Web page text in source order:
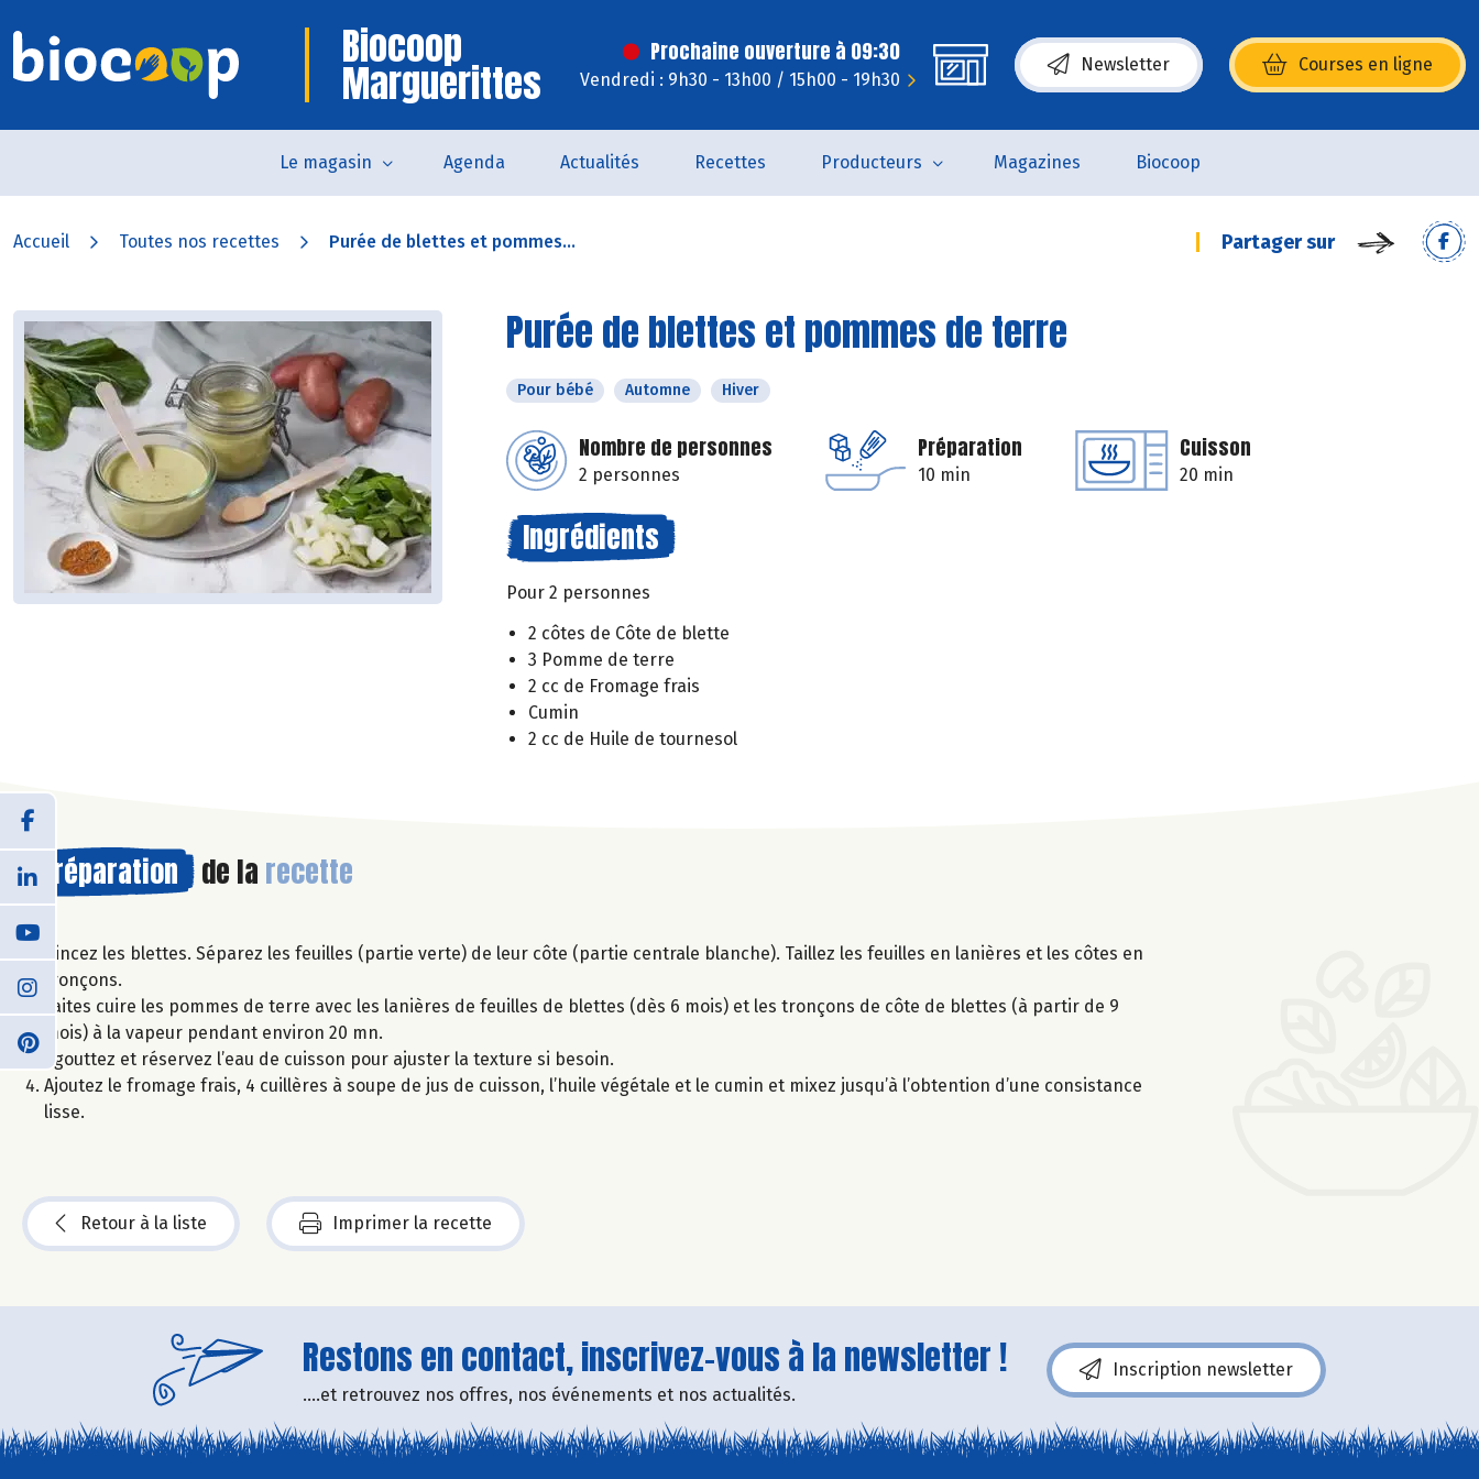
Biocoop
Marguerittes
Prochaine ouverture à 09:30
Vendredi : 9h30 - 13h00 / 15h00 - 19h30
Newsletter Courses en ligne
(s’ouvre dans une nouvelle fenêtre)
Le magasin Agenda Actualités Recettes Producteurs Magazines Biocoop
Accueil Toutes nos recettes Purée de blettes et pommes... Partager sur
Purée de blettes et pommes de terre
Pour bébé Automne Hiver
Nombre de personnes
2 personnes
Préparation
10 min
Cuisson
20 min
Ingrédients
Pour 2 personnes
2 côtes de Côte de blette
3 Pomme de terre
2 cc de Fromage frais
Cumin
2 cc de Huile de tournesol
Préparation de la recette
Rincez les blettes. Séparez les feuilles (partie verte) de leur côte (partie centrale blanche). Taillez les feuilles en lanières et les côtes en
tronçons.
Faites cuire les pommes de terre avec les lanières de feuilles de blettes (dès 6 mois) et les tronçons de côte de blettes (à partir de 9
mois) à la vapeur pendant environ 20 mn.
Egouttez et réservez l’eau de cuisson pour ajuster la texture si besoin.
Ajoutez le fromage frais, 4 cuillères à soupe de jus de cuisson, l’huile végétale et le cumin et mixez jusqu’à l’obtention d’une consistance
lisse.
Retour à la liste Imprimer la recette
Restons en contact, inscrivez-vous à la newsletter !
....et retrouvez nos offres, nos événements et nos actualités.
Inscription newsletter